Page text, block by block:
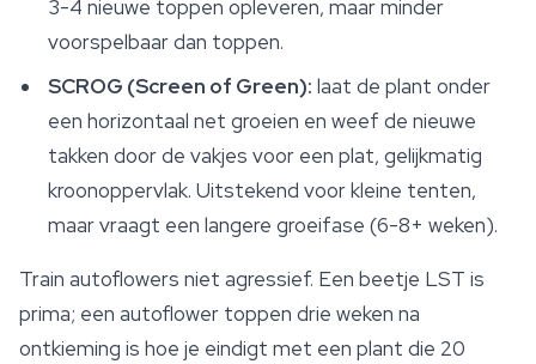
3-4 nieuwe toppen opleveren, maar minder
voorspelbaar dan toppen.
SCROG (Screen of Green): laat de plant onder
een horizontaal net groeien en weef de nieuwe
takken door de vakjes voor een plat, gelijkmatig
kroonoppervlak. Uitstekend voor kleine tenten,
maar vraagt een langere groeifase (6-8+ weken).
Train autoflowers niet agressief. Een beetje LST is
prima; een autoflower toppen drie weken na
ontkieming is hoe je eindigt met een plant die 20